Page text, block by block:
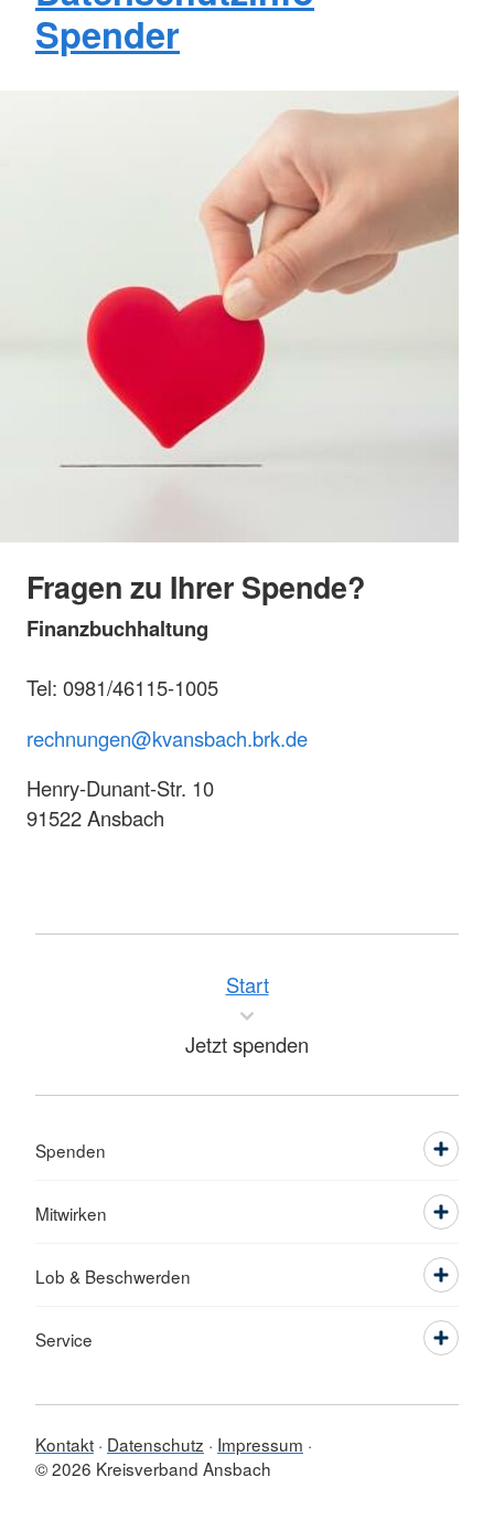
Spender
Fragen zu Ihrer Spende?
Finanzbuchhaltung
Tel: 0981/46115-1005
rechnungen@kvansbach.brk.de
Henry-Dunant-Str. 10
91522 Ansbach
Start
Jetzt spenden
Spenden
Mitwirken
Lob & Beschwerden
Service
Kontakt Datenschutz
Impressum
© 2026 Kreisverband Ansbach